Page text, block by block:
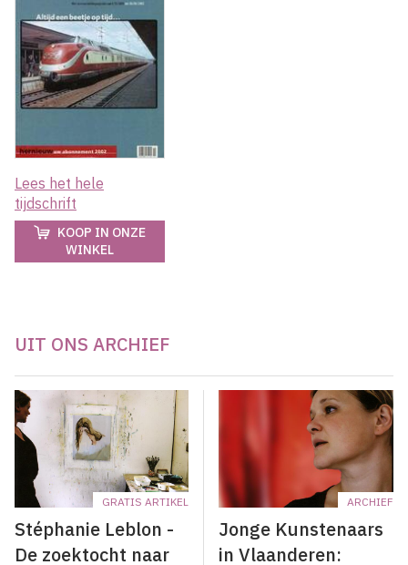
Lees het hele
tijdschrift
KOOP IN ONZE
WINKEL
UIT ONS ARCHIEF
GRATIS ARTIKEL
Stéphanie Leblon -
De zoektocht naar
ARCHIEF
Jonge Kunstenaars
in Vlaanderen: